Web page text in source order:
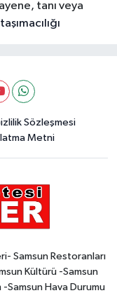
tanı veya
Sözleşmesi
Metni
Samsun Restoranları
Kültürü -Samsun
-Samsun Hava Durumu